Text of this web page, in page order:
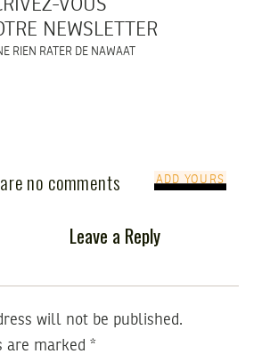
VOUS
NEWSLETTER
RIEN RATER DE NAWAAT
no comments ADD YOURS
Leave a Reply
will not be published.
are marked *